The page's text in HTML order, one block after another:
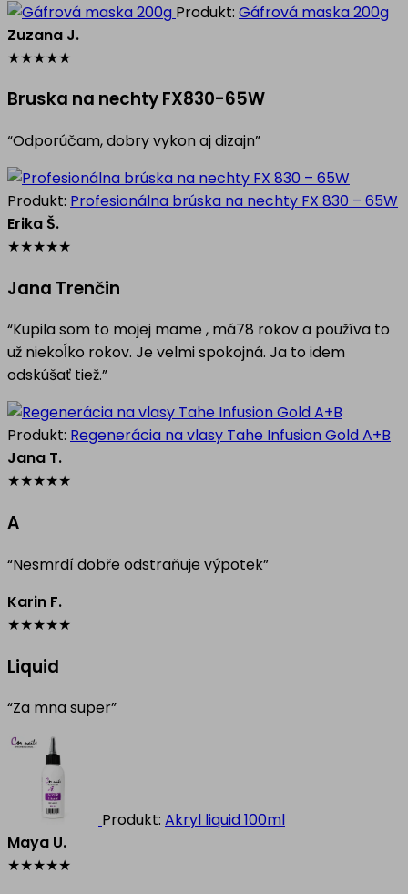
Produkt: Gáfrová maska 200g
Zuzana J.
★★★★★
Bruska na nechty FX830-65W
“Odporúčam, dobry vykon aj dizajn”
Produkt: Profesionálna brúska na nechty FX 830 – 65W
Erika Š.
★★★★★
Jana Trenčin
“Kupila som to mojej mame , má78 rokov a používa to
už niekoĺko rokov. Je velmi spokojná. Ja to idem
odskúšať tiež.”
Produkt: Regenerácia na vlasy Tahe Infusion Gold A+B
Jana T.
★★★★★
A
“Nesmrdí dobře odstraňuje výpotek”
Karin F.
★★★★★
Liquid
“Za mna super”
Produkt: Akryl liquid 100ml
Maya U.
★★★★★